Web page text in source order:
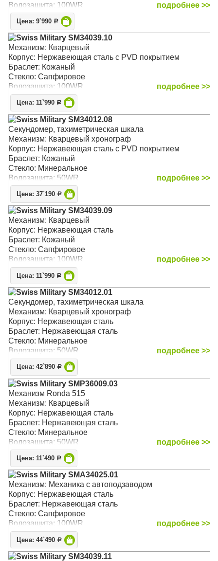
Водозащита: 100WR
подробнее >>
Цена: 9`990 Р
Swiss Military SM34039.10
Механизм: Кварцевый
Корпус: Нержавеющая сталь с PVD покрытием
Браслет: Кожаный
Стекло: Сапфировое
Водозащита: 100WR
подробнее >>
Цена: 11`990 Р
Swiss Military SM34012.08
Секундомер, тахиметрическая шкала
Механизм: Кварцевый хронограф
Корпус: Нержавеющая сталь с PVD покрытием
Браслет: Кожаный
Стекло: Минеральное
Водозащита: 50WR
подробнее >>
Цена: 37`190 Р
Swiss Military SM34039.09
Механизм: Кварцевый
Корпус: Нержавеющая сталь
Браслет: Кожаный
Стекло: Сапфировое
Водозащита: 100WR
подробнее >>
Цена: 11`990 Р
Swiss Military SM34012.01
Секундомер, тахиметрическая шкала
Механизм: Кварцевый хронограф
Корпус: Нержавеющая сталь
Браслет: Нержавеющая сталь
Стекло: Минеральное
Водозащита: 50WR
подробнее >>
Цена: 42`890 Р
Swiss Military SMP36009.03
Механизм Ronda 515
Механизм: Кварцевый
Корпус: Нержавеющая сталь
Браслет: Нержавеющая сталь
Стекло: Минеральное
Водозащита: 50WR
подробнее >>
Цена: 11`490 Р
Swiss Military SMA34025.01
Механизм: Механика с автоподзаводом
Корпус: Нержавеющая сталь
Браслет: Нержавеющая сталь
Стекло: Сапфировое
Водозащита: 100WR
подробнее >>
Цена: 44`490 Р
Swiss Military SM34039.11